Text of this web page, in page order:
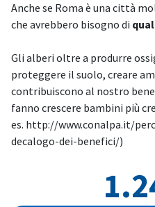
Anche se Roma è una città
che avrebbero bisogno di
Gli alberi oltre a produrre
proteggere il suolo, creare
contribuiscono al nostro
fanno crescere bambini più
es. http://www.conalpa.it/
decalogo-dei-benefici/)